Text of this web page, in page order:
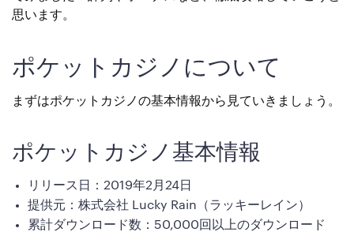
思います。
ポケットカジノについて
まずはポケットカジノの基本情報から見ていきましょう。
ポケットカジノ基本情報
リリース日：2019年2月24日
提供元：株式会社 Lucky Rain（ラッキーレイン）
累計ダウンロード数：50,000回以上のダウンロード